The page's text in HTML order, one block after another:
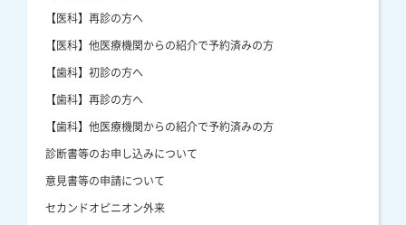
【医科】再診の方へ
【医科】他医療機関からの紹介で予約済みの方
【歯科】初診の方へ
【歯科】再診の方へ
【歯科】他医療機関からの紹介で予約済みの方
診断書等のお申し込みについて
意見書等の申請について
セカンドオピニオン外来